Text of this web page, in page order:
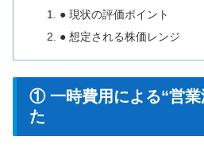
● 現状の評価ポイント
● 想定される株価レンジ
① 一時費用による“営業
た